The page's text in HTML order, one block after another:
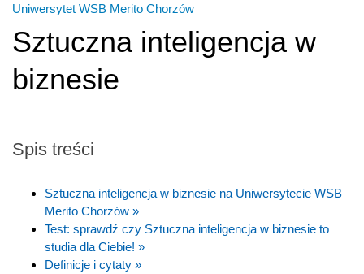
Uniwersytet WSB Merito Chorzów
Sztuczna inteligencja w
biznesie
Spis treści
Sztuczna inteligencja w biznesie na Uniwersytecie WSB
Merito Chorzów »
Test: sprawdź czy Sztuczna inteligencja w biznesie to
studia dla Ciebie! »
Definicje i cytaty »